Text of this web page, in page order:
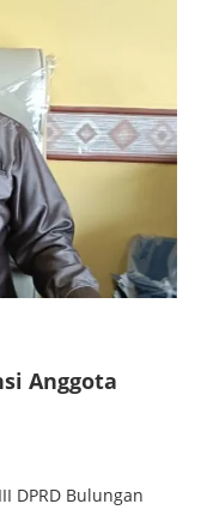
Anggota
DPRD Bulungan